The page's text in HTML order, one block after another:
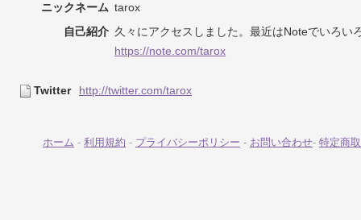
ニックネーム tarox
自己紹介 久々にアクセスしました。最近はNoteでいろい
https://note.com/tarox
Twitter http://twitter.com/tarox
ホーム - 利用規約 - プライバシーポリシー - お問い合わせ- 特定商